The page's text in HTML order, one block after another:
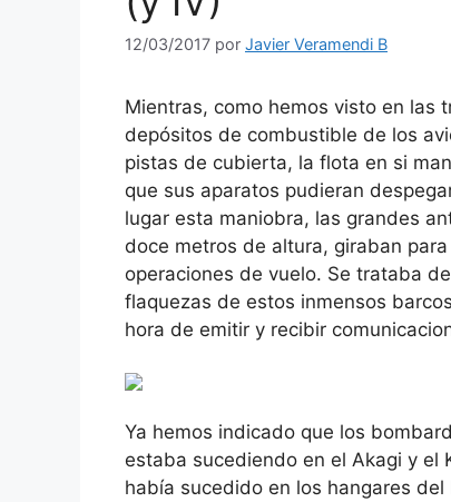
12/03/2017 por Javier Veramendi B
Mientras, como hemos visto en las
depósitos de combustible de los
pistas de cubierta, la flota en si
que sus aparatos pudieran
lugar esta maniobra, las grandes
doce metros de altura, giraban
operaciones de vuelo. Se trataba
flaquezas de estos inmensos
hora de emitir y recibir
Ya hemos indicado que los
estaba sucediendo en el Akagi y el
había sucedido en los hangares